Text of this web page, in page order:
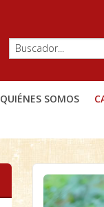
QUIÉNES SOMOS